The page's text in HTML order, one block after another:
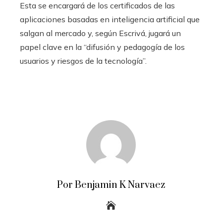
Esta se encargará de los certificados de las
aplicaciones basadas en inteligencia artificial que
salgan al mercado y, según Escrivá, jugará un
papel clave en la “difusión y pedagogía de los
usuarios y riesgos de la tecnología”.
Por Benjamin K Narvaez